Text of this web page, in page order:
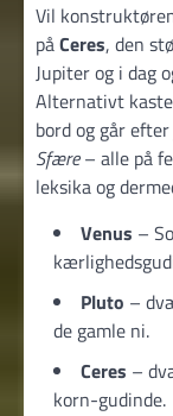
Vil
påCeres, den
Jupiter og i dag
Alternativt
bord og går
Sfære– alle på
leksika og
Venus –
Pluto –
de gamle ni.
Ceres –
korn-gudinde.